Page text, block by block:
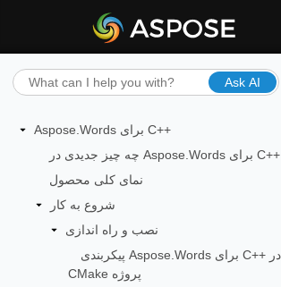
Ask AI
Aspose.Words برای C++
چه چیز جدیدی در Aspose.Words برای C++
نمای کلی محصول
شروع به کار
نصب و راه اندازی
پیکربندی Aspose.Words برای C++ در
CMake پروژه